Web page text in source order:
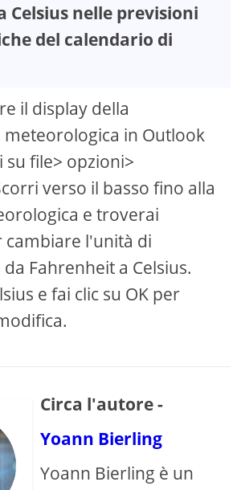
Celsius nelle previsioni
del calendario di
il display della
in Outlook
su file> opzioni>
verso il basso fino alla
e troverai
cambiare l'unità di
Fahrenheit a Celsius.
e fai clic su OK per
Circa l'autore -
Yoann Bierling
Yoann Bierling è un